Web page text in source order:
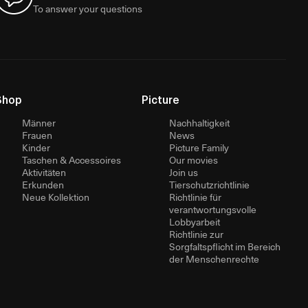
To answer your questions
Männer
Frauen
Kinder
Taschen & Accessoires
Aktivitäten
Erkunden
Neue Kollektion
Picture
Nachhaltigkeit
News
Picture Family
Our movies
Join us
Tierschutzrichtlinie
Richtlinie für
verantwortungsvolle
Lobbyarbeit
Richtlinie zur
Sorgfaltspflicht im Bereich
der Menschenrechte